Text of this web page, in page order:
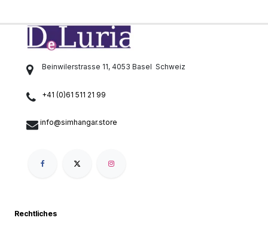
Beinwilerstrasse 11, 4053 Basel Schweiz
+41 (0)61 511 21 99
info@simhangar.store
Rechtliches